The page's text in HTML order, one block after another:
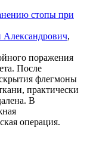
стопы при
,
поражения
После
флегмоны
практически
В
операция.